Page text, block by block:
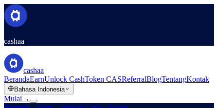
cashaa
cashaa
BerandaEarnUnlock CashToken CASReferralBlogTentangKontak
Bahasa Indonesia
Mulai →